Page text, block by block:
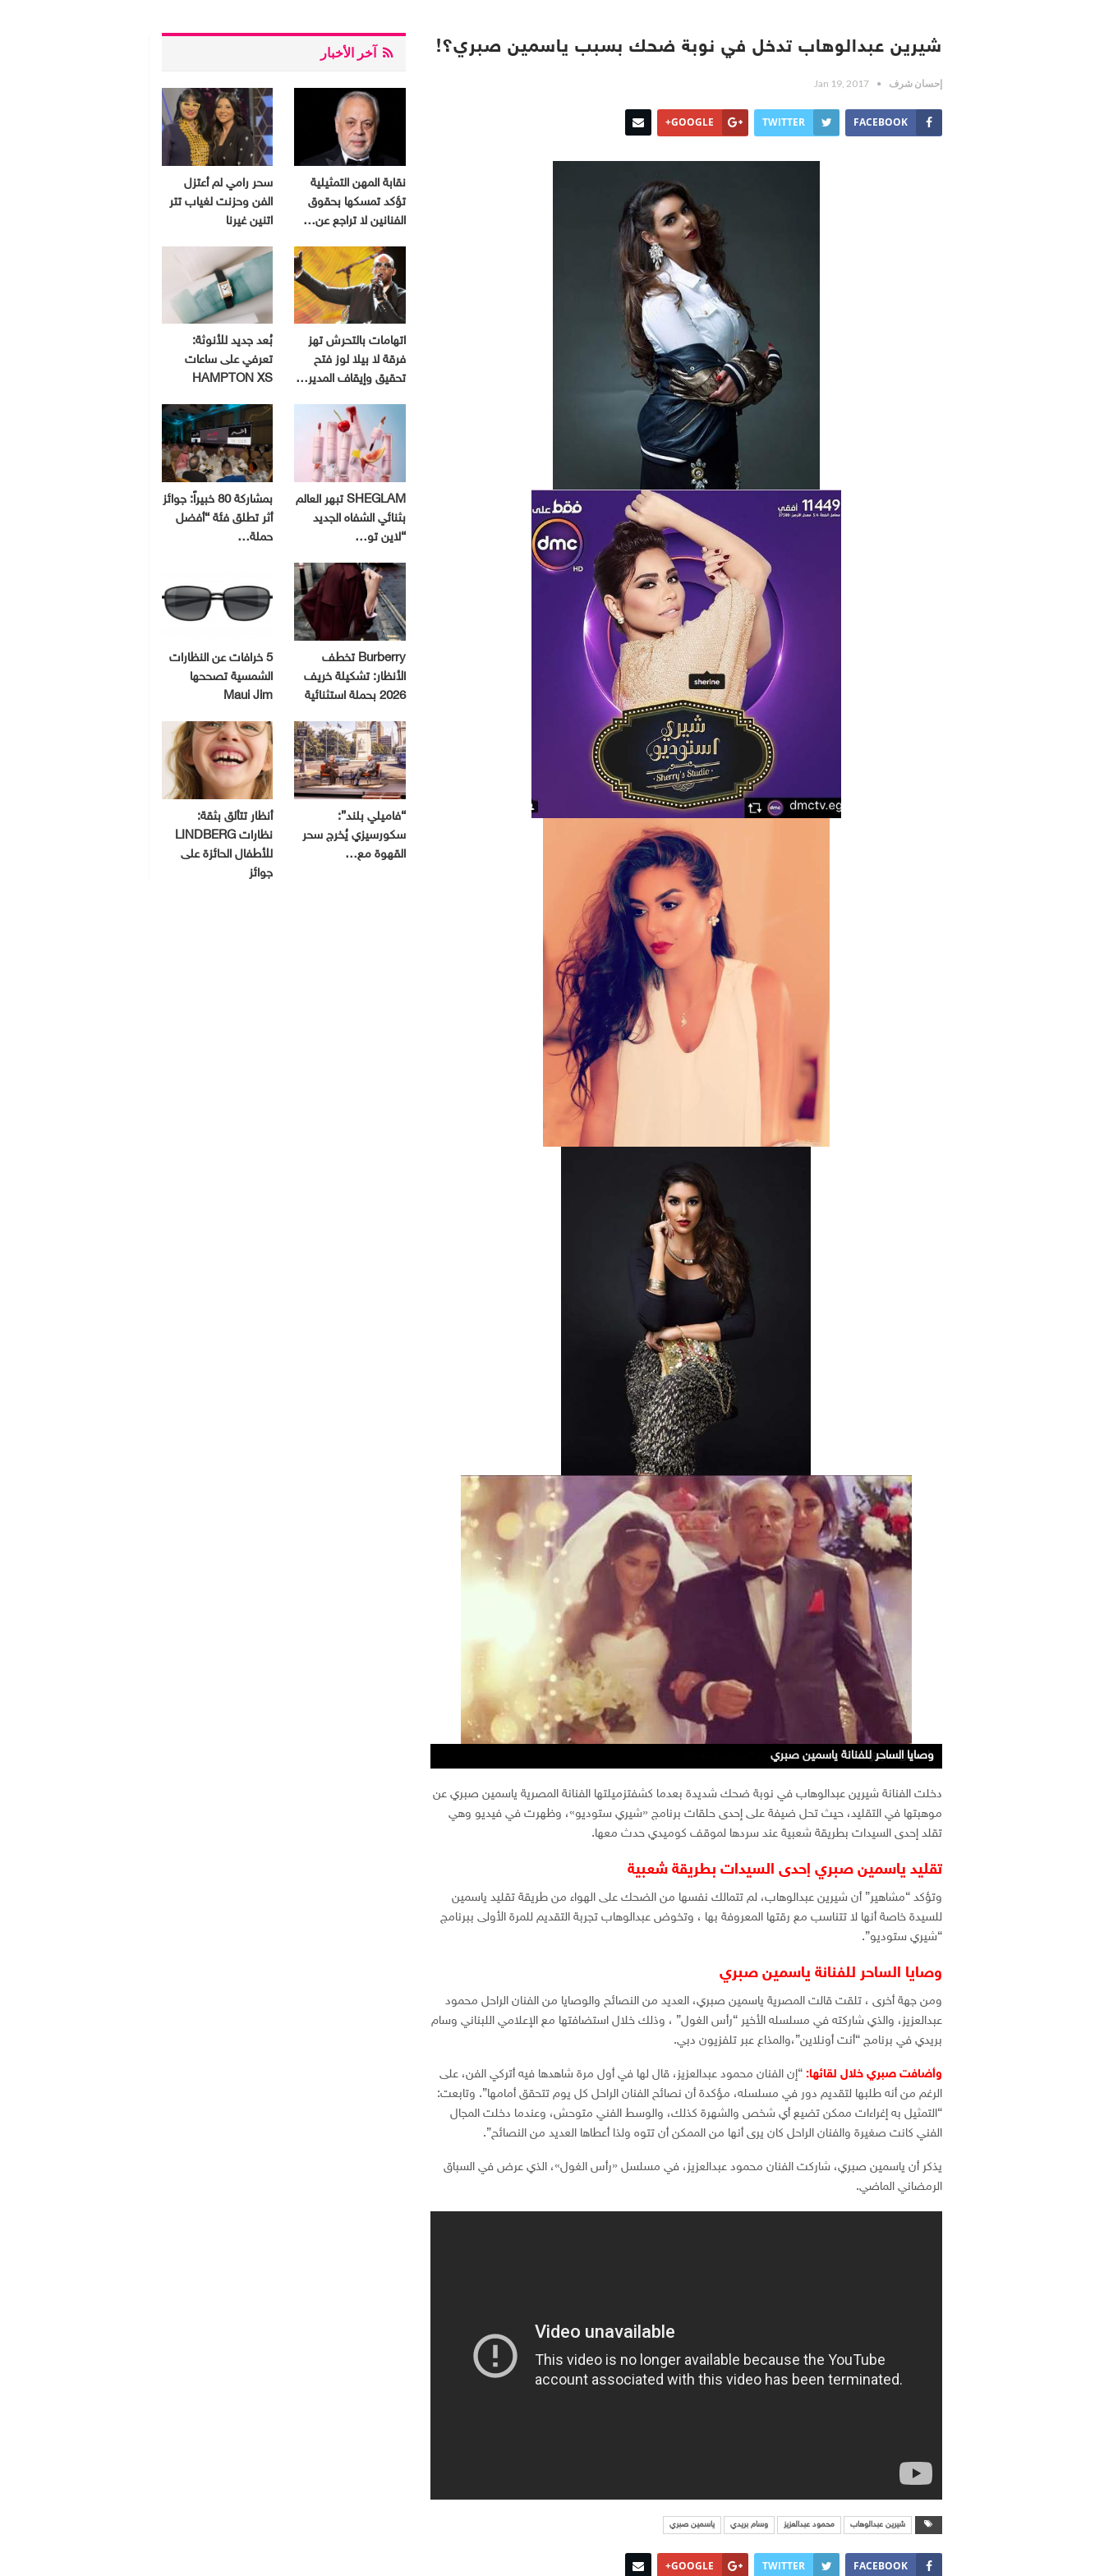
شيرين عبدالوهاب تدخل في نوبة ضحك بسبب ياسمين صبري؟!
إحسان شرف Jan 19, 2017
FACEBOOK
TWITTER
GOOGLE+
تقليد ياسمين صبري إحدى السيدات بطريقة شعبية
شيرين عبدالوهاب تدخل تجربة التقديم للمرة الأولى ببرنامج شيري ستوديو
ياسمين صبري تحل ضيفة على برنامج «شيري ستوديو
ياسمين صبري
وصايا الساحر للفنانة ياسمين صبري
دخلت الفنانة شيرين عبدالوهاب في نوبة ضحك شديدة بعدما كشفتزميلتها الفنانة المصرية ياسمين صبري عن
موهبتها في التقليد، حيث تحل ضيفة على إحدى حلقات برنامج «شيري ستوديو»، وظهرت في فيديو وهي
تقلد إحدى السيدات بطريقة شعبية عند سردها لموقف كوميدي حدث معها.
تقليد ياسمين صبري إحدى السيدات بطريقة شعبية
وتؤكد “مشاهير” أن شيرين عبدالوهاب، لم تتمالك نفسها من الضحك على الهواء من طريقة تقليد ياسمين
للسيدة خاصة أنها لا تتناسب مع رقتها المعروفة بها ، وتخوض عبدالوهاب تجربة التقديم للمرة الأولى ببرنامج
“شيري ستوديو”.
وصايا الساحر للفنانة ياسمين صبري
ومن جهة أخرى ، تلقت قالت المصرية ياسمين صبري، العديد من النصائح والوصايا من الفنان الراحل محمود
عبدالعزيز، والذي شاركته في مسلسله الأخير “رأس الغول” ، وذلك خلال استضافتها مع الإعلامي اللبناني وسام
بريدي في برنامج “أنت أونلاين”،والمذاع عبر تلفزيون دبي.
وأضافت صبري خلال لقائها: “إن الفنان محمود عبدالعزيز، قال لها في أول مرة شاهدها فيه أتركي الفن، على
الرغم من أنه طلبها لتقديم دور في مسلسله، مؤكدة أن نصائح الفنان الراحل كل يوم تتحقق أمامها”. وتابعت:
“التمثيل به إغراءات ممكن تضيع أي شخص والشهرة كذلك، والوسط الفني متوحش، وعندما دخلت المجال
الفني كانت صغيرة والفنان الراحل كان يرى أنها من الممكن أن تتوه ولذا أعطاها العديد من النصائح”.
يذكر أن ياسمين صبري، شاركت الفنان محمود عبدالعزيز، في مسلسل «رأس الغول»، الذي عرض في السباق
الرمضاني الماضي.
شيرين عبدالوهاب محمود عبدالعزيز وسام بريدي ياسمين صبري
FACEBOOK
TWITTER
GOOGLE+
آخر الأخبار
نقابة المهن التمثيلية
تؤكد تمسكها بحقوق
الفنانين لا تراجع عن…
سحر رامي لم أعتزل
الفن وحزنت لغياب تتر
اتنين غيرنا
اتهامات بالتحرش تهز
فرقة لا بيلا لوز فتح
تحقيق وإيقاف المدير…
بُعد جديد للأنوثة:
تعرفي على ساعات
HAMPTON XS
SHEGLAM تبهر العالم
بثنائي الشفاه الجديد
“لاين تو…
بمشاركة 80 خبيراً: جوائز
أثر تطلق فئة “أفضل
حملة…
Burberry تخطف
الأنظار: تشكيلة خريف
2026 بحملة استثنائية
5 خرافات عن النظارات
الشمسية تصححها
Maui Jim
“فاميلي بلند”:
سكورسيزي يُخرج سحر
القهوة مع…
أنظار تتألق بثقة:
نظارات LINDBERG
للأطفال الحائزة على
جوائز